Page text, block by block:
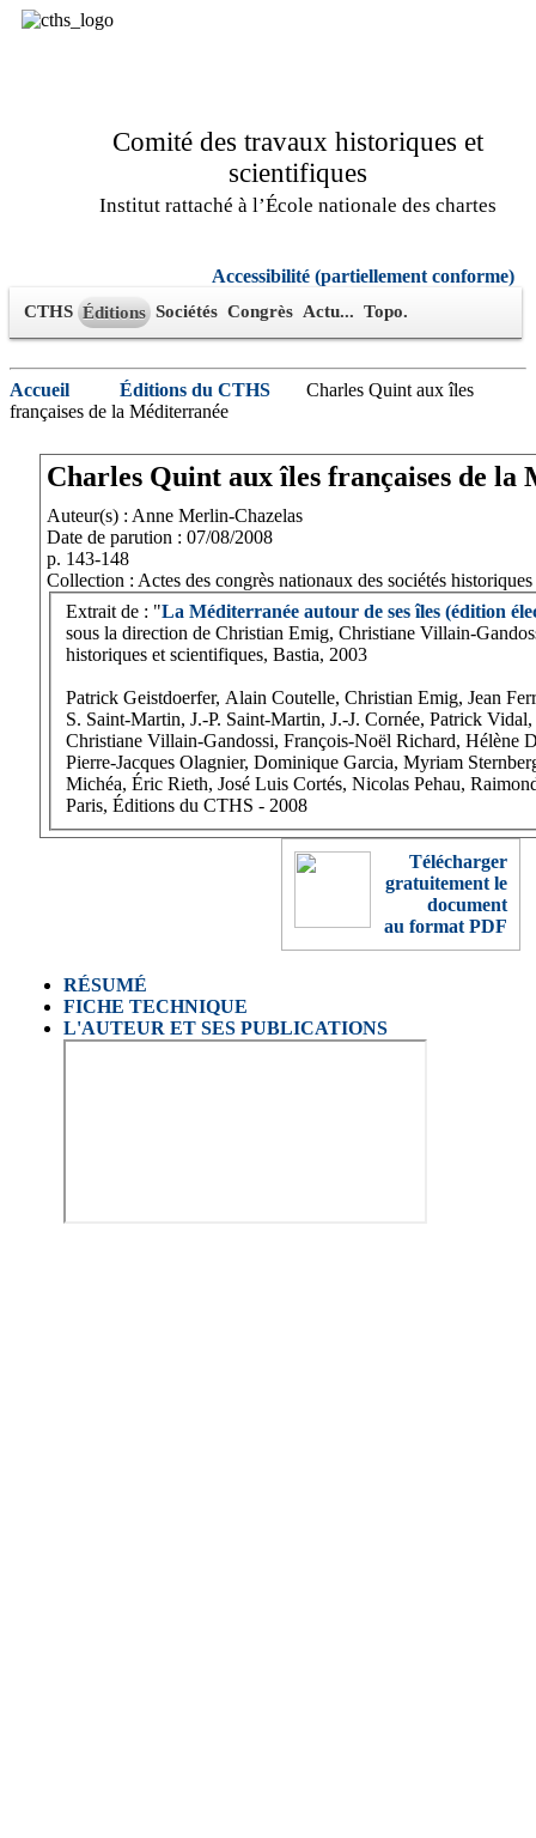
Comité des travaux historiques et
scientifiques
Institut rattaché à l’École nationale des chartes
Accessibilité (partiellement conforme)
CTHS Éditions Sociétés Congrès Actu... Topo.
Accueil Éditions du CTHS
Charles Quint aux îles
françaises de la Méditerranée
Charles Quint aux îles françaises de la
Auteur(s) : Anne Merlin-Chazelas
Date de parution : 07/08/2008
p. 143-148
Collection : Actes des congrès nationaux des sociétés
Extrait de : "La Méditerranée autour de ses îles (édition
sous la direction de Christian Emig, Christiane Villain-
historiques et scientifiques, Bastia, 2003
Patrick Geistdoerfer, Alain Coutelle, Christian Emig, Jean
S. Saint-Martin, J.-P. Saint-Martin, J.-J. Cornée, Patrick
Christiane Villain-Gandossi, François-Noël Richard, Hélène
Pierre-Jacques Olagnier, Dominique Garcia, Myriam
Michéa, Éric Rieth, José Luis Cortés, Nicolas Pehau,
Paris, Éditions du CTHS - 2008
Télécharger
gratuitement le
document
au format PDF
RÉSUMÉ
FICHE TECHNIQUE
L'AUTEUR ET SES PUBLICATIONS